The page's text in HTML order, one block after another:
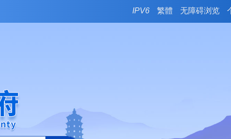
IPV6 繁體 无障碍浏览